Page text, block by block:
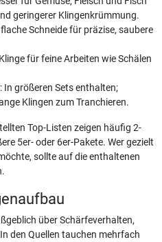
geringerer Klingenkrümmung.
Schneide für präzise, saubere
für feine Arbeiten wie Schälen
: In größeren Sets enthalten;
Klingen zum Tranchieren.
Top-Listen zeigen häufig 2-
5er- oder 6er-Pakete. Wer gezielt
sollte auf die enthaltenen
über Schärfeverhalten,
den Quellen tauchen mehrfach